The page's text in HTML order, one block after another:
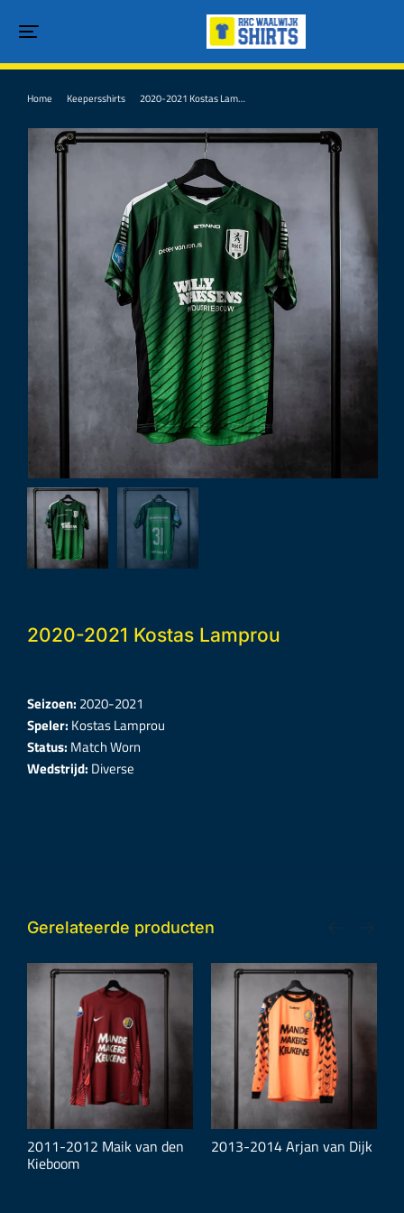
Je bent hier:
Home Keepersshirts 2020-2021 Kostas Lam…
2020-2021 Kostas Lamprou
Seizoen: 2020-2021
Speler: Kostas Lamprou
Status: Match Worn
Wedstrijd: Diverse
Gerelateerde producten
2011-2012 Maik van den
Kieboom
2013-2014 Arjan van Dijk